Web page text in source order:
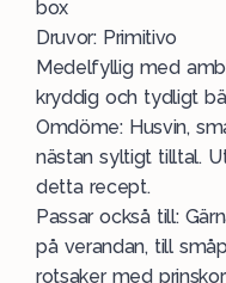
box
Druvor: Primitivo
Medelfyllig med
kryddig och tydligt
Omdöme: Husvin,
nästan syltigt tilltal.
detta recept.
Passar också till:
på verandan, till
rotsaker med